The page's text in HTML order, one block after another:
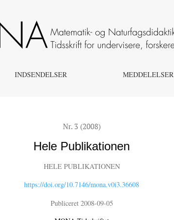
INDSENDELSER MEDDELELSER
Nr. 3 (2008)
Hele Publikationen
HELE PUBLIKATIONEN
https://doi.org/10.7146/mona.v0i3.36608
Publiceret 2008-09-05